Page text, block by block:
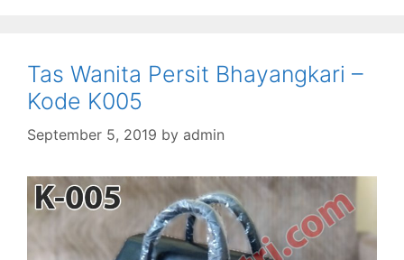
Tas Wanita Persit Bhayangkari –
Kode K005
September 5, 2019 by admin